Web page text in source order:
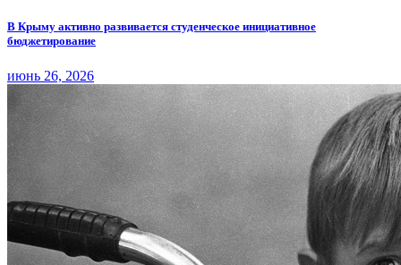
В Крыму активно развивается студенческое инициативное
бюджетирование
июнь 26, 2026